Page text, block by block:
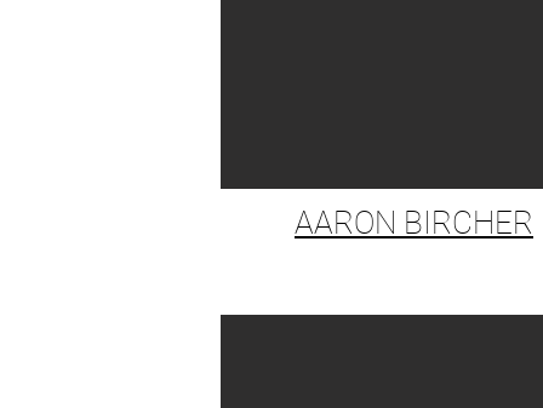
AARON BIRCHER